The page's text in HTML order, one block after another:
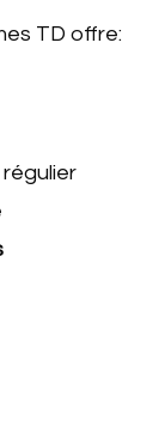
TD offre:
régulier